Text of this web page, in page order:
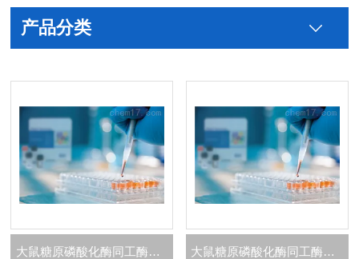
产品分类
大鼠糖原磷酸化酶同工酶BB（GP-BB）ELISA 试剂盒 大鼠糖原磷酸化酶同工酶MM（GP-MM）ELISA 试剂盒